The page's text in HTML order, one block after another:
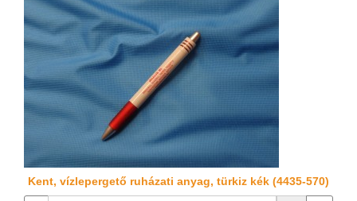
Kent, vízlepergető ruházati anyag, türkiz kék (4435-570)